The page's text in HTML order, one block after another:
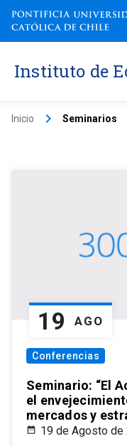
Instituto de
Inicio keyboard_arrow_right Seminarios
19 AGO
Conferencias
Seminario: “El
el
mercados y
19 de Agosto de